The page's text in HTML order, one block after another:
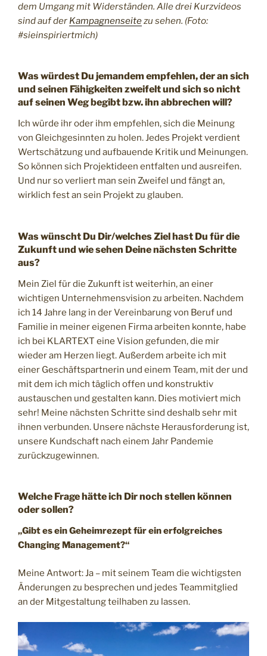
dem Umgang mit Widerständen. Alle drei Kurzvideos
sind auf der Kampagnenseitezu sehen. (Foto:
#sieinspiriertmich)
Was würdest Du jemandem empfehlen, der an sich
und seinen Fähigkeiten zweifelt und sich so nicht
auf seinen Weg begibt bzw. ihn abbrechen will?
Ich würde ihr oder ihm empfehlen, sich die Meinung
von Gleichgesinnten zu holen. Jedes Projekt verdient
Wertschätzung und aufbauende Kritik und Meinungen.
So können sich Projektideen entfalten und ausreifen.
Und nur so verliert man sein Zweifel und fängt an,
wirklich fest an sein Projekt zu glauben.
Was wünscht Du Dir/welches Ziel hast Du für die
Zukunft und wie sehen Deine nächsten Schritte
aus?
Mein Ziel für die Zukunft ist weiterhin, an einer
wichtigen Unternehmensvision zu arbeiten. Nachdem
ich 14 Jahre lang in der Vereinbarung von Beruf und
Familie in meiner eigenen Firma arbeiten konnte, habe
ich bei KLARTEXT eine Vision gefunden, die mir
wieder am Herzen liegt. Außerdem arbeite ich mit
einer Geschäftspartnerin und einem Team, mit der und
mit dem ich mich täglich offen und konstruktiv
austauschen und gestalten kann. Dies motiviert mich
sehr! Meine nächsten Schritte sind deshalb sehr mit
ihnen verbunden. Unsere nächste Herausforderung ist,
unsere Kundschaft nach einem Jahr Pandemie
zurückzugewinnen.
Welche Frage hätte ich Dir noch stellen können
oder sollen?
„Gibt es ein Geheimrezept für ein erfolgreiches
Changing Management?“
Meine Antwort: Ja – mit seinem Team die wichtigsten
Änderungen zu besprechen und jedes Teammitglied
an der Mitgestaltung teilhaben zu lassen.